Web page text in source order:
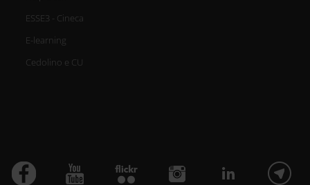
ESSE3 - Cineca
E-learning
Cedolino e CU